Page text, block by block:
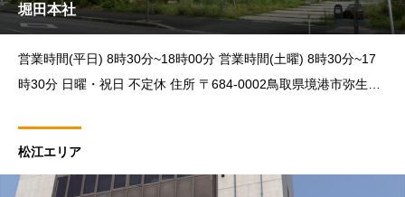
堀田本社
営業時間(平日) 8時30分~18時00分 営業時間(土曜) 8時30分~17
時30分 日曜・祝日 不定休 住所 〒684-0002鳥取県境港市弥生町
松江エリア